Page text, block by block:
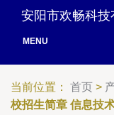
安阳市欢畅科技
MENU
当前位置： 首页 >
校招生简章 信息技